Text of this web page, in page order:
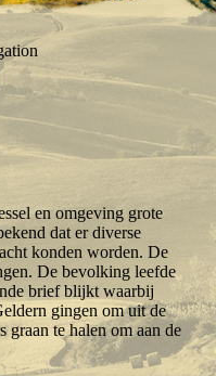
en omgeving grote
dat er diverse
konden worden. De
De bevolking leefde
brief blijkt waarbij
gingen om uit de
graan te halen om aan de